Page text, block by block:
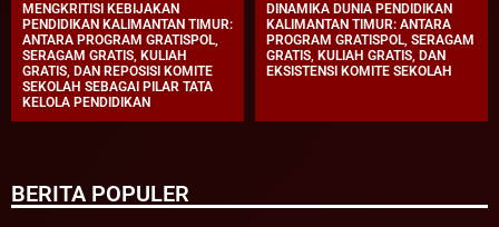
MENGKRITISI KEBIJAKAN
PENDIDIKAN KALIMANTAN TIMUR:
ANTARA PROGRAM GRATISPOL,
SERAGAM GRATIS, KULIAH
GRATIS, DAN REPOSISI KOMITE
SEKOLAH SEBAGAI PILAR TATA
KELOLA PENDIDIKAN
DINAMIKA DUNIA PENDIDIKAN
KALIMANTAN TIMUR: ANTARA
PROGRAM GRATISPOL, SERAGAM
GRATIS, KULIAH GRATIS, DAN
EKSISTENSI KOMITE SEKOLAH
BERITA POPULER